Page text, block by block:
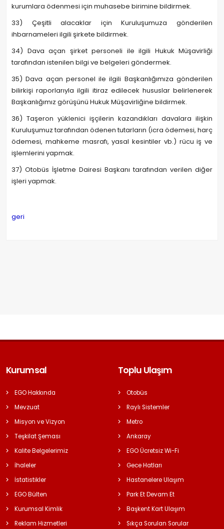
kurumlara ödenmesi için muhasebe birimine bildirmek.
33) Çeşitli alacaklar için Kuruluşumuza gönderilen
ihbarnameleri ilgili şirkete bildirmek.
34) Dava açan şirket personeli ile ilgili Hukuk Müşavirliği
tarafından istenilen bilgi ve belgeleri göndermek.
35) Dava açan personel ile ilgili Başkanlığımıza gönderilen
bilirkişi raporlarıyla ilgili itiraz edilecek hususlar belirlenerek
Başkanlığımız görüşünü Hukuk Müşavirliğine bildirmek.
36) Taşeron yüklenici işçilerin kazandıkları davalara ilişkin
Kuruluşumuz tarafından ödenen tutarların (icra ödemesi, harç
ödemesi, mahkeme masrafı, yasal kesintiler vb.) rücu iş ve
işlemlerini yapmak.
37) Otobüs İşletme Dairesi Başkanı tarafından verilen diğer
işleri yapmak.
geri
Kurumsal
EGO Hakkında
Mevzuat
Misyon ve Vizyon
Teşkilat Şeması
Kalite Belgelerimiz
İhaleler
İstatistikler
EGO Bülten
Kurumsal Kimlik
Reklam Hizmetleri
Toplu Ulaşım
Otobüs
Raylı Sistemler
Metro
Ankaray
EGO Ücretsiz Wi-Fi
Gece Hatları
Hastanelere Ulaşım
Park Et Devam Et
Başkent Kart Ulaşım
Sıkça Sorulan Sorular